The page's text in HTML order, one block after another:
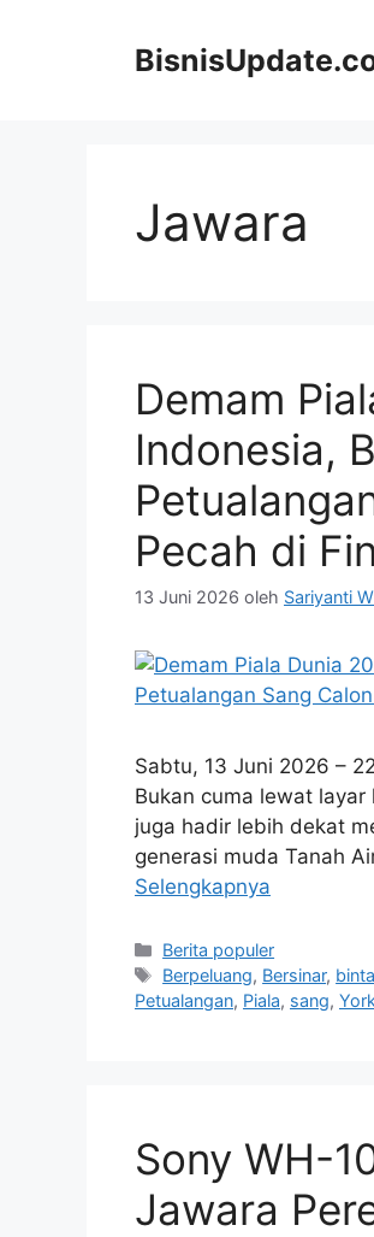
Jawara
Demam
Indonesia,
Pecah di
13 Juni 2026 oleh Sariyanti
Sabtu, 13 Juni 2026 –
Bukan cuma lewat
juga hadir lebih dekat
generasi muda Tanah
Selengkapnya
Kategori
Berita populer
Tag
Berpeluang, Bersinar,
Petualangan, Piala, sang, York
Sony WH-
Jawara